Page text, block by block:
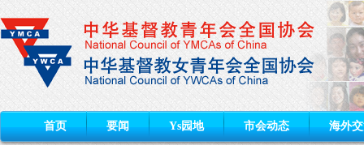
首页 要闻 Ys园地 市会动态 海外